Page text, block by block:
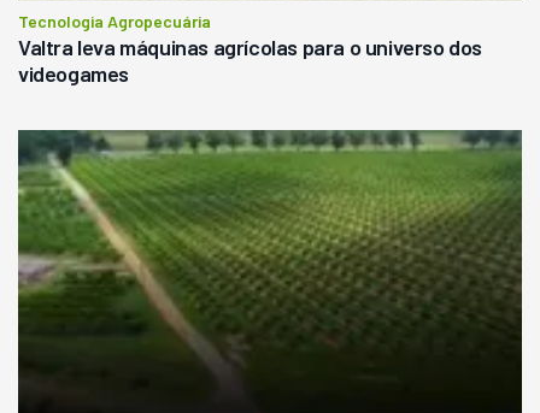
Tecnologia Agropecuária
Valtra leva máquinas agrícolas para o universo dos
videogames